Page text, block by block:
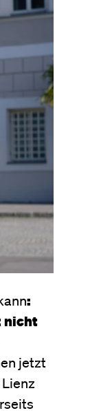
:
nicht
jetzt